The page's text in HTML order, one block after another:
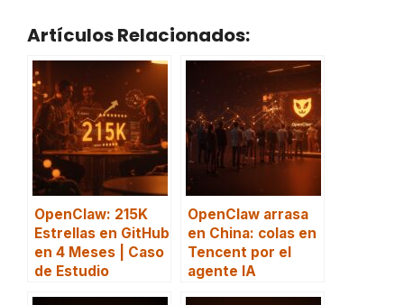
Artículos Relacionados:
OpenClaw: 215K
Estrellas en GitHub
en 4 Meses | Caso
de Estudio
OpenClaw arrasa
en China: colas en
Tencent por el
agente IA